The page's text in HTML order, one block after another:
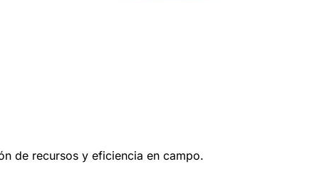
de recursos y eficiencia en campo.